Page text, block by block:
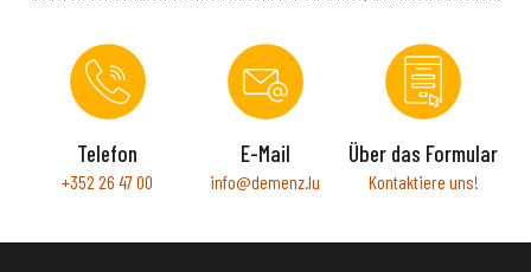
Telefon
+352 26 47 00
E-Mail
info@demenz.lu
Über das Formular
Kontaktiere uns!